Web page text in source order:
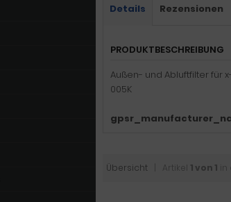
Details Rezensionen
PRODUKTBESCHREIBUNG
Außen- und Abluftfilter für x-
005K
Übersicht | Artikel 1 von 1 in